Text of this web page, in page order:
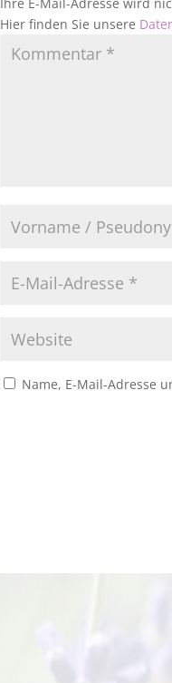
Hier finden Sie unsere
Name, E-Mail-Adresse